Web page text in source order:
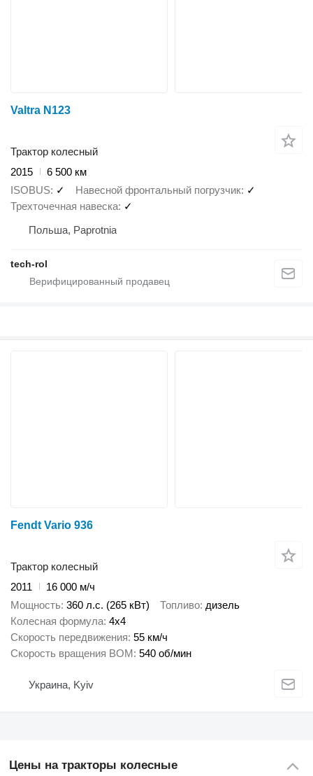
Valtra N123
Трактор колесный
2015
6 500 км
ISOBUS ✓ Навесной фронтальный погрузчик ✓
Трехточечная навеска ✓
Польша, Paprotnia
tech-rol
Fendt Vario 936
Трактор колесный
2011
16 000 м/ч
Мощность 360 л.с. (265 кВт) Топливо дизель
Колесная формула 4x4
Скорость передвижения 55 км/ч
Скорость вращения ВОМ 540 об/мин
Украина, Kyiv
Цены на тракторы колесные